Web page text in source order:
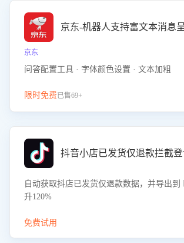
京东-机器人支持富文本消息
京东
问答配置工具 · 字体颜色设置 · 文本加粗
限时免费已售69+
自动获取抖店已发货仅退款数据，并导出到
升120%
免费试用